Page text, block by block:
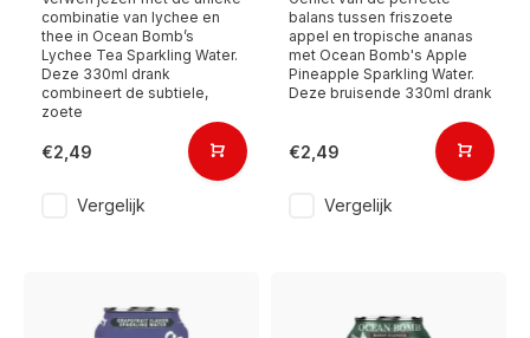
combinatie van lychee en
thee in Ocean Bomb’s
Lychee Tea Sparkling Water.
Deze 330ml drank
combineert de subtiele,
zoete
€2,49
Vergelijk
balans tussen friszoete
appel en tropische ananas
met Ocean Bomb's Apple
Pineapple Sparkling Water.
Deze bruisende 330ml drank
€2,49
Vergelijk